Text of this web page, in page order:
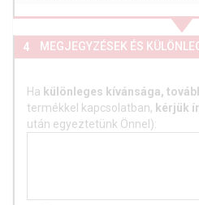
4 MEGJEGYZÉSEK ÉS
Ha különleges kívánsága,
termékkel kapcsolatban, kérjük
után egyeztetünk Önnel):